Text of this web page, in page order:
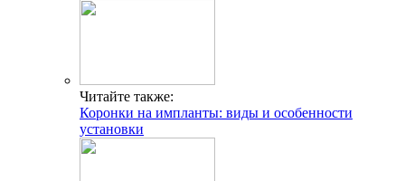
Читайте также:
Коронки на импланты: виды и особенности
установки